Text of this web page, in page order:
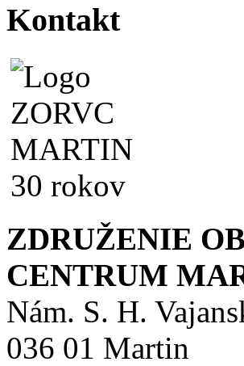
Kontakt
ZDRUŽENIE
CENTRUM
Nám. S. H.
036 01 Martin